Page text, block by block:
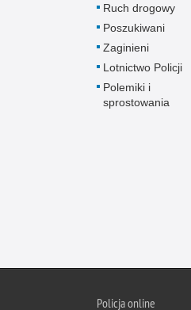
Ruch drogowy
Poszukiwani
Zaginieni
Lotnictwo Policji
Polemiki i
sprostowania
Policjaonline